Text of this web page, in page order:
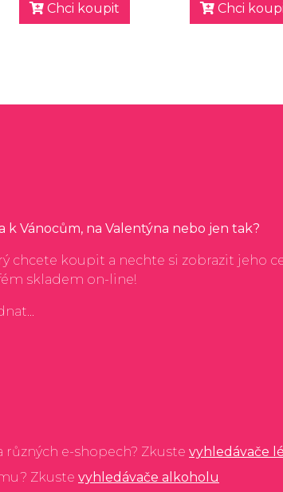
Chci koupit Chci
Vánocům, na Valentýna nebo jen tak?
koupit a nechte si zobrazit jeho
skladem on-line!
e-shopech? Zkuste vyhledávače
Zkuste vyhledávače alkoholu